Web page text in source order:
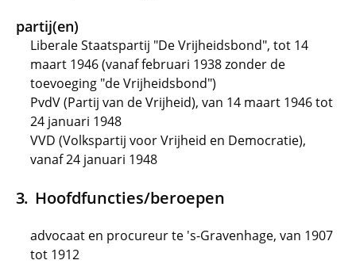
partij(en)
Liberale Staatspartij "De Vrijheidsbond", tot 14
maart 1946 (vanaf februari 1938 zonder de
toevoeging "de Vrijheidsbond")
PvdV (Partij van de Vrijheid), van 14 maart 1946 tot
24 januari 1948
VVD (Volkspartij voor Vrijheid en Democratie),
vanaf 24 januari 1948
Hoofdfuncties/beroepen
advocaat en procureur te 's-Gravenhage, van 1907
tot 1912